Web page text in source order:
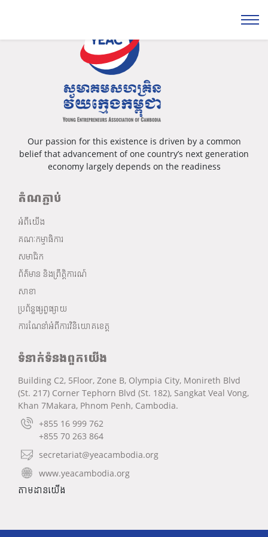
Our passion for this existence is driven by a common
belief that advancement of one country’s next generation
economy largely depends on the readiness
តំណភ្ជាប់
អំពីយើង
គណៈកម្មាធិការ
សមាជិក
ព័ត៌មាន និងព្រឹត្តិការណ៍
សាខា
ប្រព័ន្ធផ្សព្វផ្សាយ
ការណែនាំអំពីការវិនិយោគខេត្ត
ទំនាក់ទំនងពួកយើង
Building C2, 5Floor, Zone B, Olympia City, Monireth Blvd
(St. 217) Corner Tephorn Blvd (St. 182), Sangkat Veal Vong,
Khan 7Makara, Phnom Penh, Cambodia.
+855 16 999 762
+855 70 263 864
secretariat@yeacambodia.org
www.yeacambodia.org
តាមដានយើង